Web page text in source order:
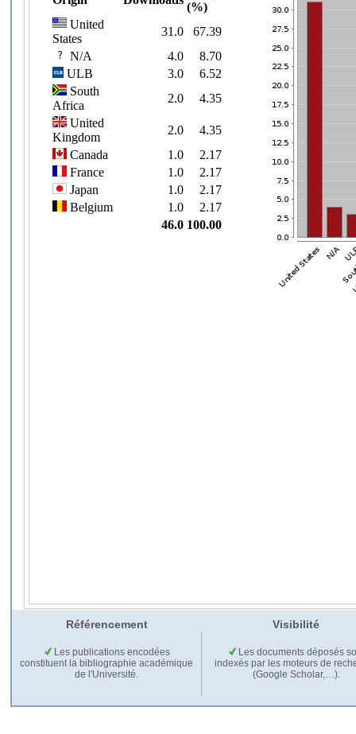
Référencement Visibilité
Les publications encodées
constituent la bibliographie académique
de l'Université.
Les documents déposés
indexés par les moteurs de
(Google Scholar,…).